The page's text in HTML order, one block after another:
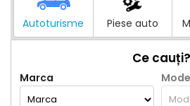
Autoturisme Piese auto
Ce cauți?
Marca